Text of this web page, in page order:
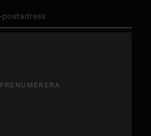
PRENUMERERA